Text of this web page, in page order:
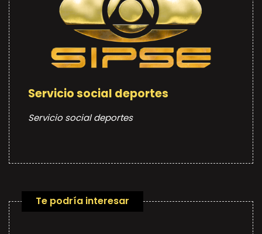
Servicio social deportes
Servicio social deportes
Te podría interesar